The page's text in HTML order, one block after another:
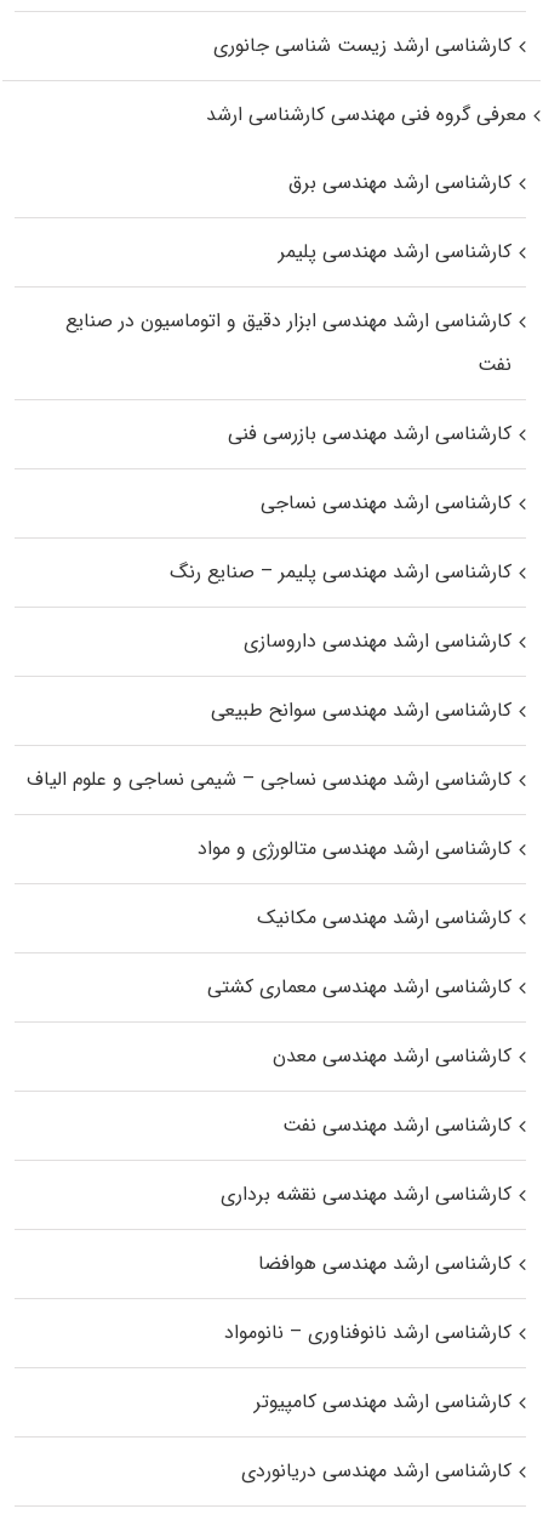
کارشناسی ارشد زیست‌ شناسی جانوری
معرفی گروه فنی مهندسی کارشناسی ارشد
کارشناسی ارشد مهندسی برق
کارشناسی ارشد مهندسی پلیمر
کارشناسی ارشد مهندسی ابزار دقیق و اتوماسیون در صنایع
نفت
کارشناسی ارشد مهندسی بازرسی فنی
کارشناسی ارشد مهندسی نساجی
کارشناسی ارشد مهندسی پلیمر – صنایع رنگ
کارشناسی ارشد مهندسی داروسازی
کارشناسی ارشد مهندسی سوانح طبیعی
کارشناسی ارشد مهندسی نساجی – شیمی نساجی و علوم الیاف
کارشناسی ارشد مهندسی متالورژی و مواد
کارشناسی ارشد مهندسی مکانیک
کارشناسی ارشد مهندسی معماری کشتی
کارشناسی ارشد مهندسی معدن
کارشناسی ارشد مهندسی نفت
کارشناسی ارشد مهندسی نقشه برداری
کارشناسی ارشد مهندسی هوافضا
کارشناسی ارشد نانوفناوری – نانومواد
کارشناسی ارشد مهندسی کامپیوتر
کارشناسی ارشد مهندسی دریانوردی